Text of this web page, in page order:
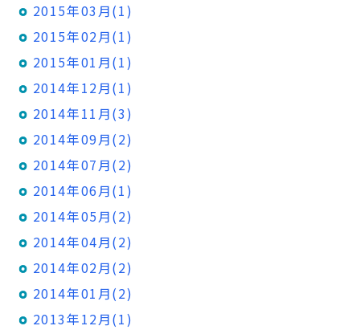
2015年03月(1)
2015年02月(1)
2015年01月(1)
2014年12月(1)
2014年11月(3)
2014年09月(2)
2014年07月(2)
2014年06月(1)
2014年05月(2)
2014年04月(2)
2014年02月(2)
2014年01月(2)
2013年12月(1)